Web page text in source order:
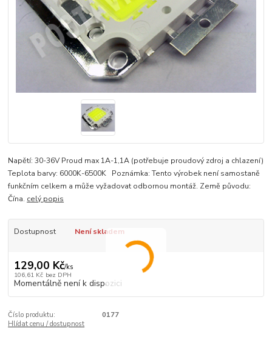
Napětí: 30-36V Proud max 1A-1,1A (potřebuje proudový zdroj a chlazení)
Teplota barvy: 6000K-6500K Poznámka: Tento výrobek není samostaně
funkčním celkem a může vyžadovat odbornou montáž. Země původu:
Čína. celý popis
Dostupnost Není skladem
129,00 Kč/ks
106,61 Kč bez DPH
Momentálně není k dispozici
Číslo produktu:
0177
Hlídat cenu / dostupnost